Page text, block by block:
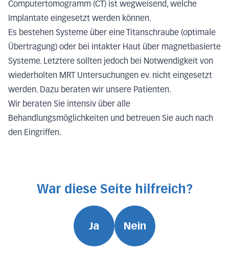
Computertomogramm (CT) ist wegweisend, welche
Implantate eingesetzt werden können.
Es bestehen Systeme über eine Titanschraube (optimale
Übertragung) oder bei intakter Haut über magnetbasierte
Systeme. Letztere sollten jedoch bei Notwendigkeit von
wiederholten MRT Untersuchungen ev. nicht eingesetzt
werden. Dazu beraten wir unsere Patienten.
Wir beraten Sie intensiv über alle
Behandlungsmöglichkeiten und betreuen Sie auch nach
den Eingriffen.
War diese Seite hilfreich?
Ja Nein